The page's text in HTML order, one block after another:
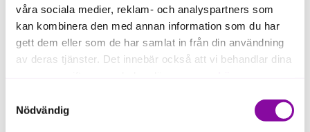
våra sociala medier, reklam- och analyspartners som
kan kombinera den med annan information som du har
gett dem eller som de har samlat in från din användning
av deras tjänster. Det innebär också att vi behandlar dina
Om du klickar på avvisa kommer användning av kakor
eller delning av information enligt ovan, inte att ske,
Nödvändig